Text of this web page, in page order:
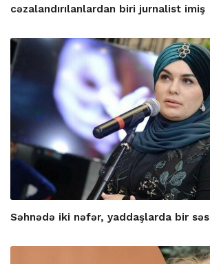
cəzalandırılanlardan biri jurnalist imiş
Səhnədə iki nəfər, yaddaşlarda bir səs